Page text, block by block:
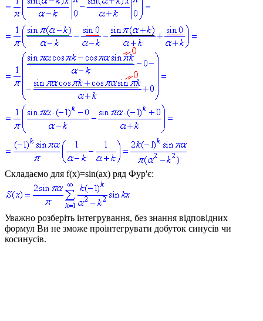
Складаємо для f(x)=sin(ax) ряд Фур'є:
Уважно розберіть інтегрування, без знання відповідних
формул Ви не зможе проінтегрувати добуток синусів чи
косинусів.